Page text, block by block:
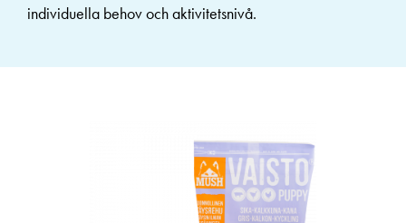
individuella behov och aktivitetsnivå.